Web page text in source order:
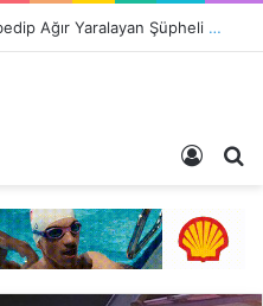
Ortopedik Engelli Bireyi Darbedip Ağır Yaralayan Şüpheli Tutuklandı
Giriş